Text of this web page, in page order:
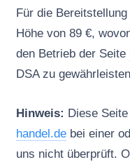
Für die
Höhe von 89 €,
den Betrieb der Seite
DSA zu
Hinweis: Diese
handel.de bei einer
uns nicht überprüft.